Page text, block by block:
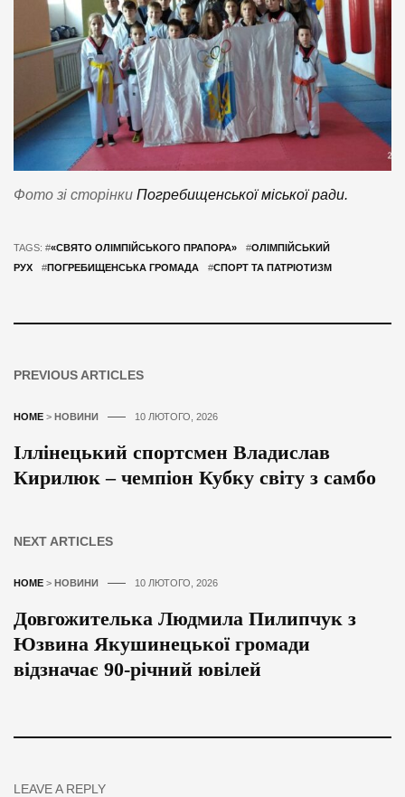
Фото зі сторінки Погребищенської міської ради.
TAGS: #«СВЯТО ОЛІМПІЙСЬКОГО ПРАПОРА» #ОЛІМПІЙСЬКИЙ
РУХ
#ПОГРЕБИЩЕНСЬКА ГРОМАДА #СПОРТ ТА ПАТРІОТИЗМ
PREVIOUS ARTICLES
HOME > НОВИНИ 10 ЛЮТОГО, 2026
Іллінецький спортсмен Владислав
Кирилюк – чемпіон Кубку світу з самбо
NEXT ARTICLES
HOME > НОВИНИ 10 ЛЮТОГО, 2026
Довгожителька Людмила Пилипчук з
Юзвина Якушинецької громади
відзначає 90-річний ювілей
LEAVE A REPLY